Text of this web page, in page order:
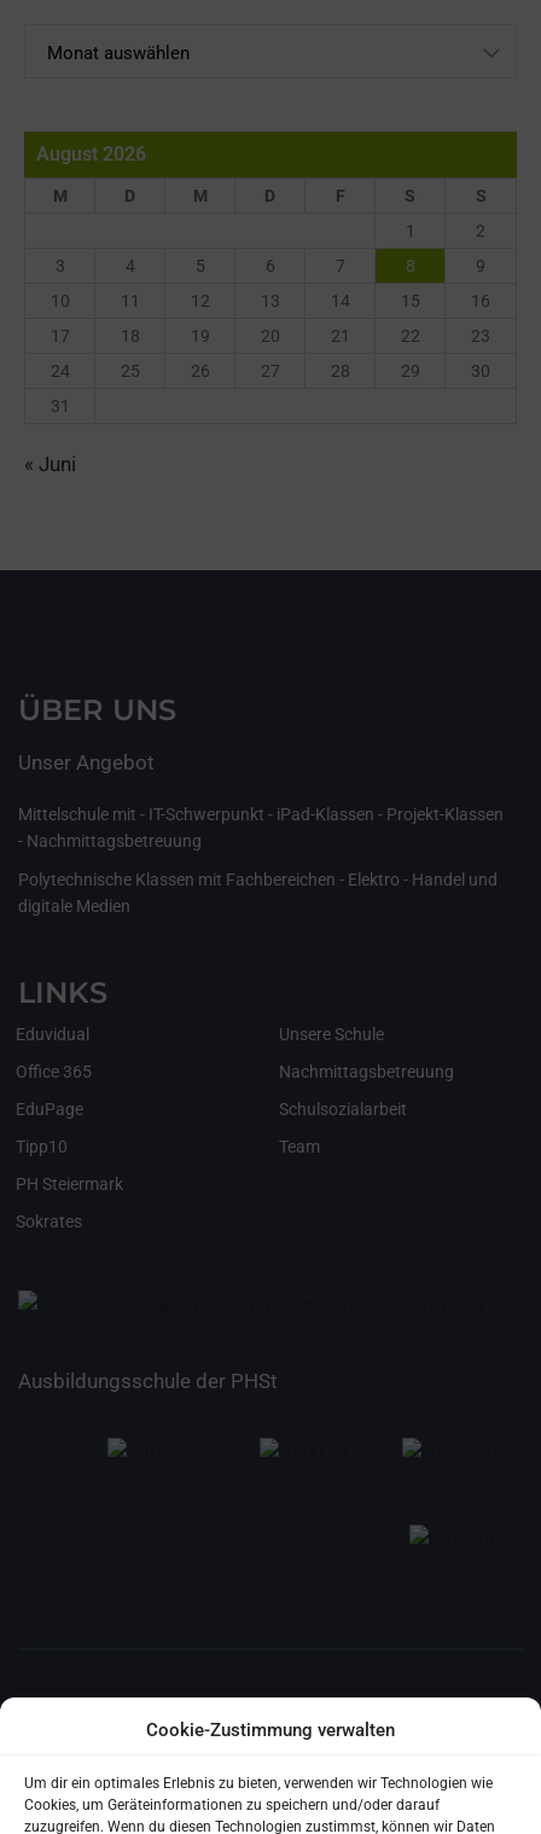
Cookie-Zustimmung verwalten
Um dir ein optimales Erlebnis zu bieten, verwenden wir Technologien wie
Cookies, um Geräteinformationen zu speichern und/oder darauf
zuzugreifen. Wenn du diesen Technologien zustimmst, können wir Daten
Archiv
August 2026
M D M D F S
S
1
2
3
4 5 6 7 8
9
10
11 12 13 14 15
16
17
18 19 20 21 22
23
24
25 26 27 28 29
30
31
« Juni
ÜBER UNS
Unser Angebot
Mittelschule mit - IT-Schwerpunkt - iPad-Klassen - Projekt-Klassen
- Nachmittagsbetreuung
Polytechnische Klassen mit Fachbereichen - Elektro - Handel und
digitale Medien
LINKS
Eduvidual
Office 365
EduPage
Tipp10
PH Steiermark
Sokrates
Unsere Schule
Nachmittagsbetreuung
Schulsozialarbeit
Team
Ausbildungsschule der PHSt
ADRESSE